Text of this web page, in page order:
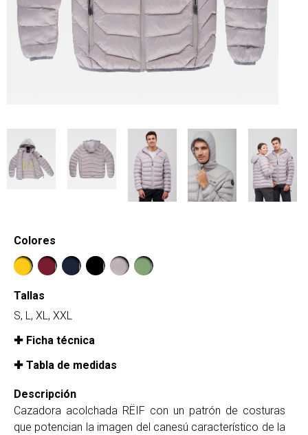
Colores
Tallas
S, L, XL, XXL
Ficha técnica
Tabla de medidas
Descripción
Cazadora acolchada RËIF con un patrón de costuras
que potencian la imagen del canesú característico de la